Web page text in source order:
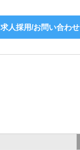
求人採用/お問い合わせ